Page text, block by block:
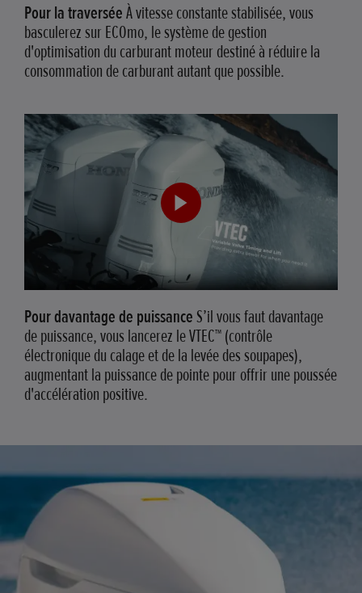
Pour la traverséeÀ vitesse constante stabilisée, vous
basculerez sur ECOmo, le système de gestion
d'optimisation du carburant moteur destiné à réduire la
consommation de carburant autant que possible.
Pour davantage de puissanceS’il vous faut davantage
de puissance, vous lancerez le VTEC™ (contrôle
électronique du calage et de la levée des soupapes),
augmentant la puissance de pointe pour offrir une poussée
d'accélération positive.